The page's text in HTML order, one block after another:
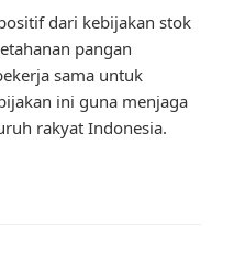
dari kebijakan stok
pangan
sama untuk
ini guna menjaga
rakyat Indonesia.